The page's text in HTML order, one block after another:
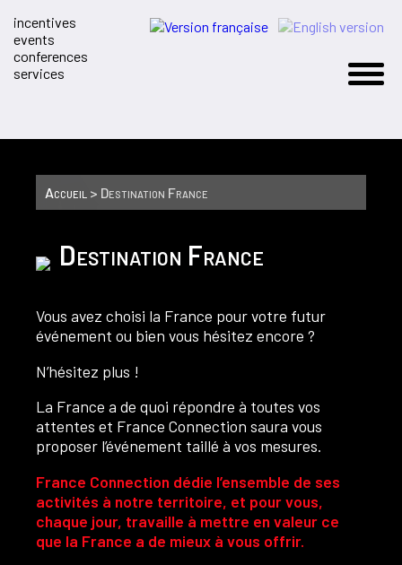
incentives
events
conferences
services
Accueil > Destination France
Destination France
Vous avez choisi la France pour votre futur
événement ou bien vous hésitez encore ?
N’hésitez plus !
La France a de quoi répondre à toutes vos
attentes et France Connection saura vous
proposer l’événement taillé à vos mesures.
France Connection dédie l’ensemble de ses
activités à notre territoire, et pour vous,
chaque jour, travaille à mettre en valeur ce
que la France a de mieux à vous offrir.